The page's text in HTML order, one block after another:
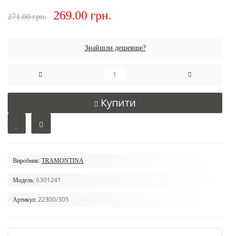
271.00 грн. 269.00 грн.
Знайшли дешевше?
Купити
Виробник: TRAMONTINA
Модель: 6301241
Артикул: 22300/305